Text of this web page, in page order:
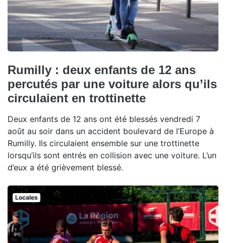
Rumilly : deux enfants de 12 ans
percutés par une voiture alors qu’ils
circulaient en trottinette
Deux enfants de 12 ans ont été blessés vendredi 7
août au soir dans un accident boulevard de l’Europe à
Rumilly. Ils circulaient ensemble sur une trottinette
lorsqu’ils sont entrés en collision avec une voiture. L’un
d’eux a été grièvement blessé.
Locales